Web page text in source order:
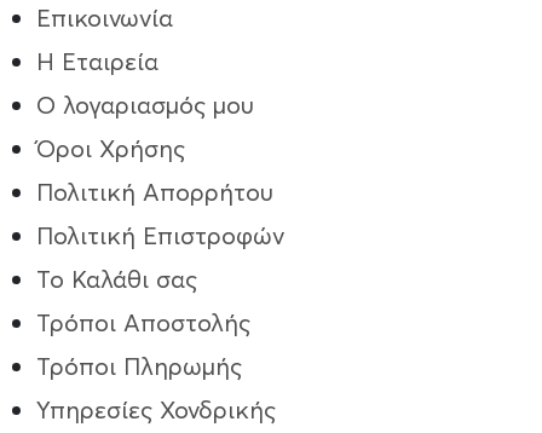
Επικοινωνία
Η Εταιρεία
Ο λογαριασμός μου
Όροι Χρήσης
Πολιτική Απορρήτου
Πολιτική Επιστροφών
Το Καλάθι σας
Τρόποι Aποστολής
Τρόποι Πληρωμής
Υπηρεσίες Χονδρικής